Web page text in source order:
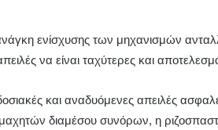
ενίσχυσης των μηχανισμών
να είναι ταχύτερες και
και αναδυόμενες απειλές
διαμέσου συνόρων, η